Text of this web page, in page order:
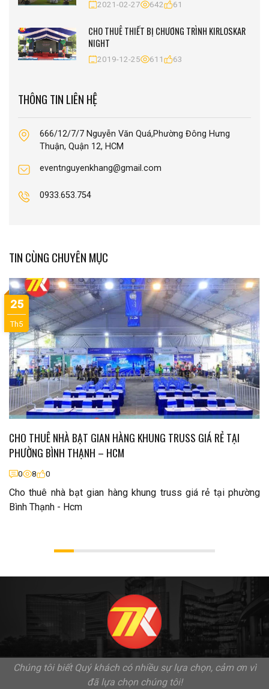
2021-02-27 642 61
CHO THUÊ THIẾT BỊ CHƯƠNG TRÌNH KIRLOSKAR
NIGHT
2019-12-25 611 63
THÔNG TIN LIÊN HỆ
666/12/7/7 Nguyễn Văn Quá,Phường Đông Hưng
Thuận, Quận 12, HCM
eventnguyenkhang@gmail.com
0933.653.754
TIN CÙNG CHUYÊN MỤC
CHO THUÊ NHÀ BẠT GIAN HÀNG KHUNG TRUSS GIÁ RẺ TẠI
PHƯỜNG BÌNH THẠNH – HCM
0 8 0
Cho thuê nhà bạt gian hàng khung truss giá rẻ tại phường
Bình Thạnh - Hcm
25
Th5
Chúng tôi biết Quý khách có nhiều sự lựa chọn, cảm ơn vì
đã lựa chọn chúng tôi!